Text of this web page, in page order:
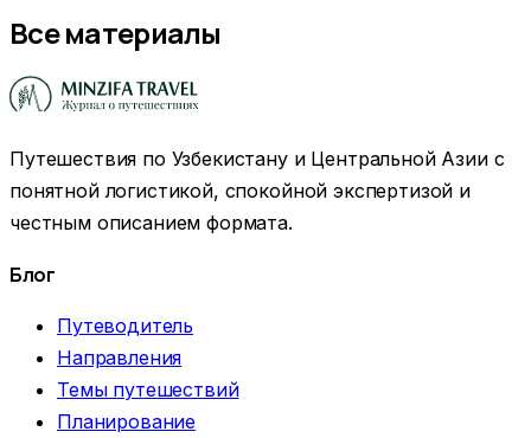
Все материалы
Путешествия по Узбекистану и Центральной Азии с
понятной логистикой, спокойной экспертизой и
честным описанием формата.
Блог
Путеводитель
Направления
Темы путешествий
Планирование